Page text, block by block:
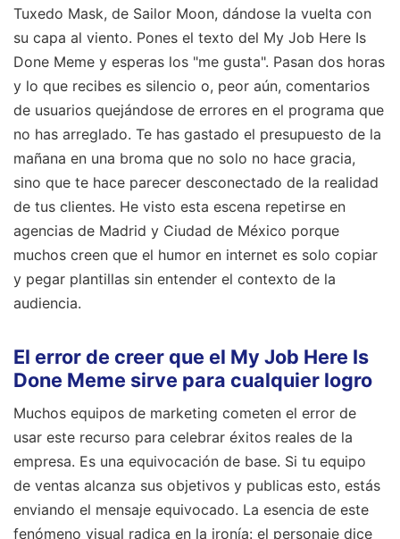
Tuxedo Mask, de Sailor Moon, dándose la vuelta con
su capa al viento. Pones el texto del My Job Here Is
Done Meme y esperas los "me gusta". Pasan dos horas
y lo que recibes es silencio o, peor aún, comentarios
de usuarios quejándose de errores en el programa que
no has arreglado. Te has gastado el presupuesto de la
mañana en una broma que no solo no hace gracia,
sino que te hace parecer desconectado de la realidad
de tus clientes. He visto esta escena repetirse en
agencias de Madrid y Ciudad de México porque
muchos creen que el humor en internet es solo copiar
y pegar plantillas sin entender el contexto de la
audiencia.
El error de creer que el My Job Here Is
Done Meme sirve para cualquier logro
Muchos equipos de marketing cometen el error de
usar este recurso para celebrar éxitos reales de la
empresa. Es una equivocación de base. Si tu equipo
de ventas alcanza sus objetivos y publicas esto, estás
enviando el mensaje equivocado. La esencia de este
fenómeno visual radica en la ironía: el personaje dice